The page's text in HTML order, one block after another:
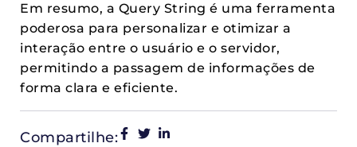
Em resumo, a Query String é uma ferramenta
poderosa para personalizar e otimizar a
interação entre o usuário e o servidor,
permitindo a passagem de informações de
forma clara e eficiente.
Compartilhe: